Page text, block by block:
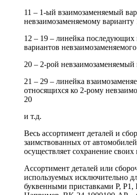
11 – 1-ый взаимозаменяемый
невзаимозаменяемому варианту
12 – 19 – линейка последующих
вариантов
20 – 2-рой невзаимозаменяемый
21 – 29 – линейка
относящихся ко 2-рому
20
и т.д.
Весь ассортимент деталей и
заимствованных от
осуществляет сохранение
Ассортимент деталей или
используемых исключительно
буквенными приставками Р,